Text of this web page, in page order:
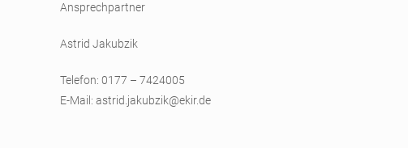
Ansprechpartner
Astrid Jakubzik
Telefon: 0177 – 7424005
E-Mail: astrid.jakubzik@ekir.de